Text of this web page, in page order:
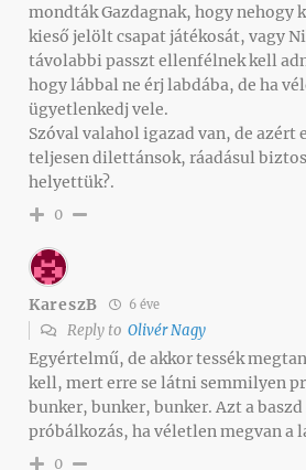
mondták Gazdagnak, hogy nehogy
kieső jelölt csapat játékosát, vagy
távolabbi passzt ellenfélnek kell
hogy lábbal ne érj labdába, de ha
ügyetlenkedj vele.
Szóval valahol igazad van, de azért
teljesen dilettánsok, ráadásul
helyettük?.
0
KareszB 6 éve
Reply to Olivér Nagy
Egyértelmű, de akkor tessék
kell, mert erre se látni semmilyen
bunker, bunker, bunker. Azt a
próbálkozás, ha véletlen megvan a
0